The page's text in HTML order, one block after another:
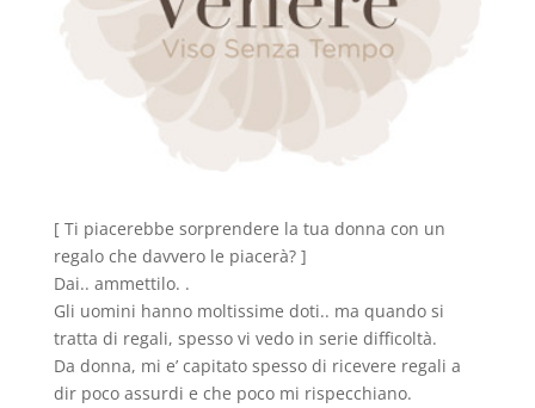
[ Ti piacerebbe sorprendere la tua donna con un
regalo che davvero le piacerà? ]
Dai.. ammettilo. .
Gli uomini hanno moltissime doti.. ma quando si
tratta di regali, spesso vi vedo in serie difficoltà.
Da donna, mi e’ capitato spesso di ricevere regali a
dir poco assurdi e che poco mi rispecchiano.